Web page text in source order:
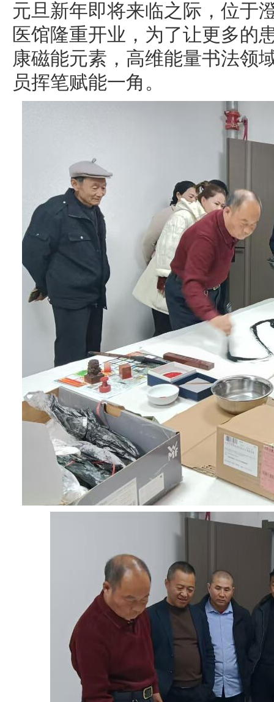
元旦新年即将来临之际，位于
医馆隆重开业，为了让更多的
康磁能元素，高维能量书法领
员挥笔赋能一角。